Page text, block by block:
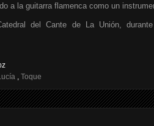
a la guitarra flamenca como un
del Cante de La Unión,
, Toque